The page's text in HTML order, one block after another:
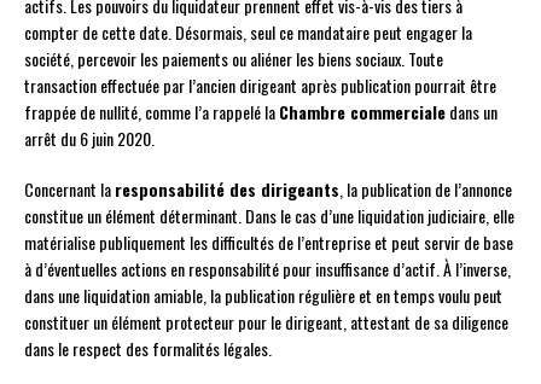
compter de cette date. Désormais, seul ce mandataire peut engager la
société, percevoir les paiements ou aliéner les biens sociaux. Toute
transaction effectuée par l’ancien dirigeant après publication pourrait être
frappée de nullité, comme l’a rappelé laChambre commercialedans un
arrêt du 6 juin 2020.
Concernant laresponsabilité des dirigeants , la publication de l’annonce
constitue un élément déterminant. Dans le cas d’une liquidation judiciaire, elle
matérialise publiquement les difficultés de l’entreprise et peut servir de base
à d’éventuelles actions en responsabilité pour insuffisance d’actif. À l’inverse,
dans une liquidation amiable, la publication régulière et en temps voulu peut
constituer un élément protecteur pour le dirigeant, attestant de sa diligence
dans le respect des formalités légales.